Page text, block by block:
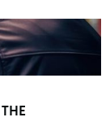
de edifícios. O